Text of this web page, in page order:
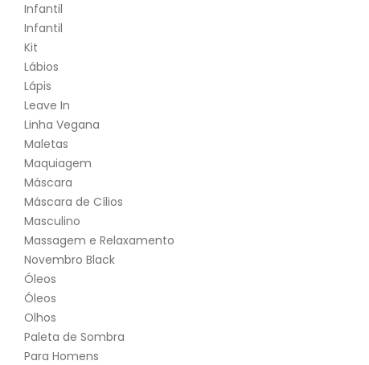
Infantil
Infantil
Kit
Lábios
Lápis
Leave In
Linha Vegana
Maletas
Maquiagem
Máscara
Máscara de Cílios
Masculino
Massagem e Relaxamento
Novembro Black
Óleos
Óleos
Olhos
Paleta de Sombra
Para Homens